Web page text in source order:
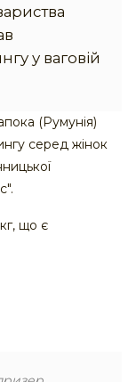
у ваговій
(Румунія)
серед жінок
що є